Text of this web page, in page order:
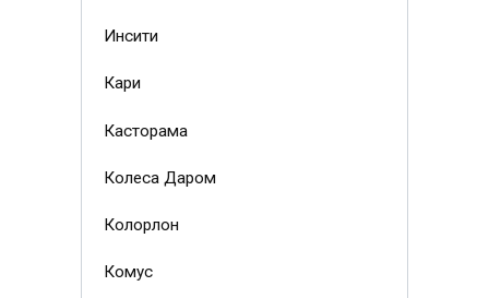
Инсити
Кари
Касторама
Колеса Даром
Колорлон
Комус